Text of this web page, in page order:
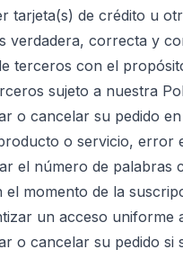
tarjeta(s) de crédito u
verdadera, correcta y
terceros con el
sujeto a nuestra
o cancelar su pedido
o servicio, error
el número de
momento de la
un acceso uniforme
o cancelar su pedido